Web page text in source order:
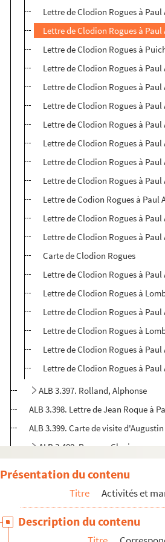
Lettre de Clodion Rogues à
Lettre de Clodion Rogues à
Lettre de Clodion Rogues à
Lettre de Clodion Rogues à
Lettre de Clodion Rogues à
Lettre de Clodion Rogues à
Lettre de Clodion Rogues à
Lettre de Clodion Rogues à
Lettre de Clodion Rogues à
Lettre de Clodion Rogues à
Lettre de Codion Rogues à Paul
Lettre de Clodion Rogues à
Lettre de Clodion Rogues à
Carte de Clodion Rogues
Lettre de Clodion Rogues à
Lettre de Clodion Rogues à
Lettre de Clodion Rogues à
Lettre de Clodion Rogues à
Lettre de Clodion Rogues à
Lettre de Clodion Rogues à
ALB 3.397. Rolland, Alphonse
ALB 3.398. Lettre de Jean Roque à
ALB 3.399. Carte de visite
ALB 3.400. Roques, Clovis
ALB 3.404. Rouquet, Achille
Présentation du contenu
Titre Activités et
Description du contenu